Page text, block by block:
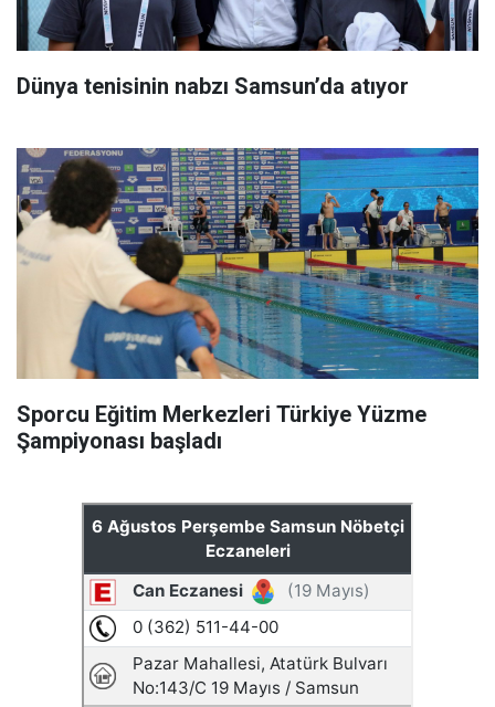
Dünya tenisinin nabzı Samsun’da atıyor
Sporcu Eğitim Merkezleri Türkiye Yüzme
Şampiyonası başladı